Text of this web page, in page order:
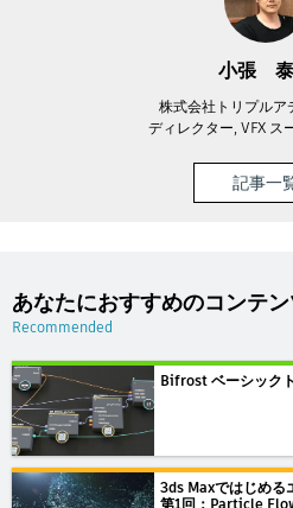
小張
株式会社トリプルア
ディレクター, VFX ス
記事一
あなたにおすすめのコンテ
Recommended
Bifrost ベーシック
3ds Maxではじめる
第1回：Particle